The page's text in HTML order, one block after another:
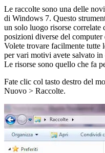
Le raccolte sono una delle
di Windows 7. Questo
un solo luogo risorse correlate
posizioni diverse del computer
Volete trovare facilmente tutte
per vari motivi avete salvato in
Le risorse sono quello che fa
Fate clic col tasto destro del
Nuovo > Raccolte.